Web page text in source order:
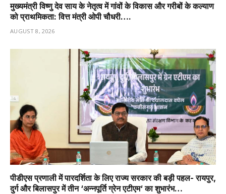
मुख्यमंत्री विष्णु देव साय के नेतृत्व में गांवों के विकास और गरीबों के कल्याण
को प्राथमिकता: वित्त मंत्री ओपी चौधरी….
AUGUST 8, 2026
पीडीएस प्रणाली में पारदर्शिता के लिए राज्य सरकार की बड़ी पहल- रायपुर,
दुर्ग और बिलासपुर में तीन ‘अन्नपूर्ति ग्रेन एटीएम‘ का शुभारंभ…